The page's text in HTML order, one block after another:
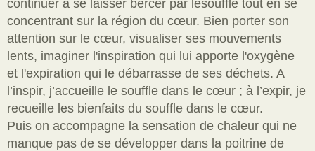
continuer à se laisser bercer par lesouffle tout en se
concentrant sur la région du cœur. Bien porter son
attention sur le cœur, visualiser ses mouvements
lents, imaginer l'inspiration qui lui apporte l'oxygène
et l'expiration qui le débarrasse de ses déchets. A
l’inspir, j’accueille le souffle dans le cœur ; à l’expir, je
recueille les bienfaits du souffle dans le cœur.
Puis on accompagne la sensation de chaleur qui ne
manque pas de se développer dans la poitrine de